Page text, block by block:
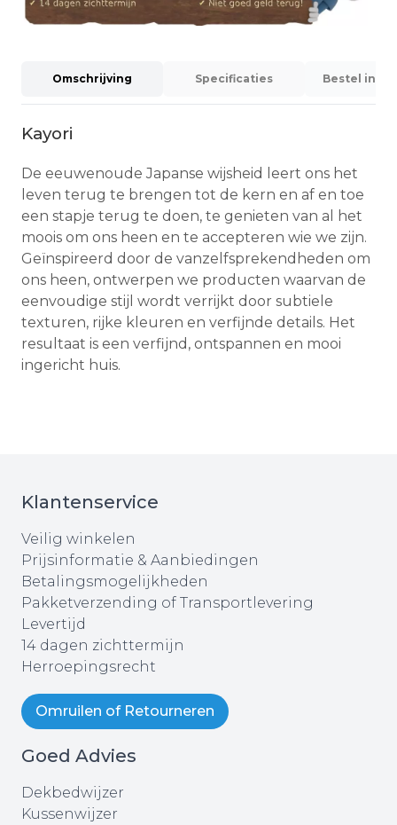
Omschrijving Specificaties Bestel
Kayori
De eeuwenoude Japanse wijsheid leert ons het
leven terug te brengen tot de kern en af en toe
een stapje terug te doen, te genieten van al het
moois om ons heen en te accepteren wie we zijn.
Geïnspireerd door de vanzelfsprekendheden om
ons heen, ontwerpen we producten waarvan de
eenvoudige stijl wordt verrijkt door subtiele
texturen, rijke kleuren en verfijnde details. Het
resultaat is een verfijnd, ontspannen en mooi
ingericht huis.
Klantenservice
Veilig winkelen
Prijsinformatie & Aanbiedingen
Betalingsmogelijkheden
Pakketverzending of Transportlevering
Levertijd
14 dagen zichttermijn
Herroepingsrecht
Omruilen of Retourneren
Goed Advies
Dekbedwijzer
Kussenwijzer